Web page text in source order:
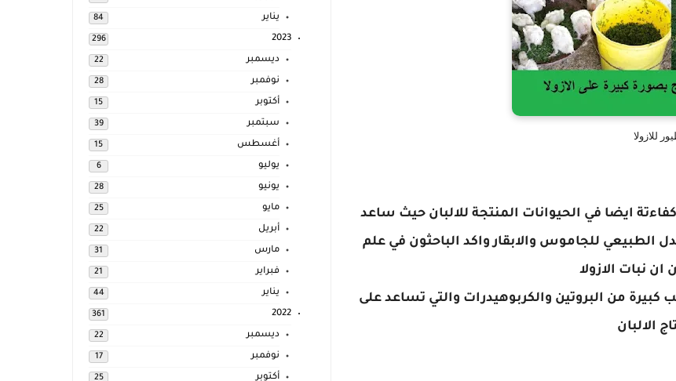
للازولا
ايضا في الحيوانات المنتجة للالبان حيث ساعد
الطبيعي للجاموس والابقار واكد الباحثون في علم
ان نبات الازولا
من البروتين والكربوهيدرات والتي تساعد على
الالبان
يناير 84
2023
296
ديسمبر 22
نوفمبر 28
أكتوبر 15
سبتمبر 39
أغسطس 15
يوليو 6
يونيو 28
مايو 25
أبريل 22
مارس 31
فبراير 21
يناير 44
2022
361
ديسمبر 22
نوفمبر 17
أكتوبر 25